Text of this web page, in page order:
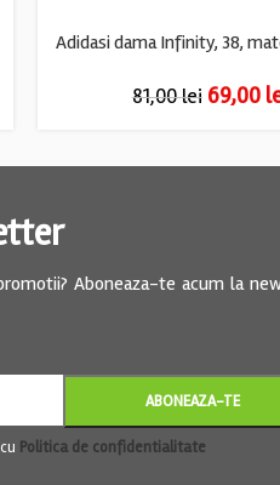
81,00lei 69,00
Aboneaza-te acum la
Politica de confidentialitate